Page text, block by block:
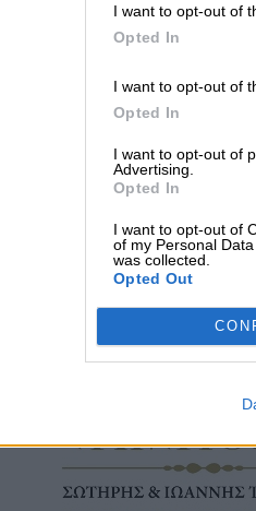
I want to opt-out of
Opted In
I want to opt-out of
Opted In
I want to opt-out of
Advertising.
Opted In
I want to opt-out of
of my Personal
was collected.
Opted Out